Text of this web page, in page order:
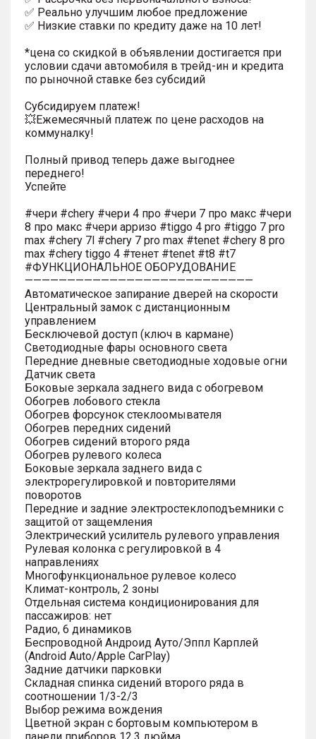
✅ Реально улучшим любое предложение
✅ Низкие ставки по кредиту даже на 10 лет!
*цена со скидкой в объявлении достигается при
условии сдачи автомобиля в трейд-ин и кредита
по рыночной ставке без субсидий
Субсидируем платеж!
💥Ежемесячный платеж по цене расходов на
коммуналку!
Полный привод теперь даже выгоднее
переднего!
Успейте
#чери #chery #чери 4 про #чери 7 про макс #чери
8 про макс #чери арризо #tiggo 4 pro #tiggo 7 pro
max #chery 7l #chery 7 pro max #tenet #chery 8 pro
max #chery tiggo 4 #тенет #tenet #t8 #t7
#ФУНКЦИОНАЛЬНОЕ ОБОРУДОВАНИЕ
———————————————————————————
Автоматическое запирание дверей на скорости
Центральный замок с дистанционным
управлением
Бесключевой доступ (ключ в кармане)
Светодиодные фары основного света
Передние дневные светодиодные ходовые огни
Датчик света
Боковые зеркала заднего вида с обогревом
Обогрев лобового стекла
Обогрев форсунок стеклоомывателя
Обогрев передних сидений
Обогрев сидений второго ряда
Обогрев рулевого колеса
Боковые зеркала заднего вида с
электрорегулировкой и повторителями
поворотов
Передние и задние электростеклоподъемники с
защитой от защемления
Электрический усилитель рулевого управления
Рулевая колонка с регулировкой в 4
направлениях
Многофункциональное рулевое колесо
Климат-контроль, 2 зоны
Отдельная система кондиционирования для
пассажиров: нет
Радио, 6 динамиков
Беспроводной Андроид Ауто/Эппл Карплей
(Android Auto/Apple CarPlay)
Задние датчики парковки
Складная спинка сидений второго ряда в
соотношении 1/3-2/3
Выбор режима вождения
Цветной экран с бортовым компьютером в
панели приборов 12.3 дюйма